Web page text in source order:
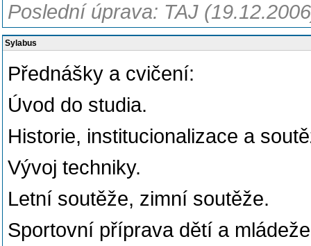
Poslední úprava: TAJ
Sylabus
Přednášky a cvičení:
Úvod do studia.
Historie, institucionalizace a
Vývoj techniky.
Letní soutěže, zimní soutěže.
Sportovní příprava dětí a